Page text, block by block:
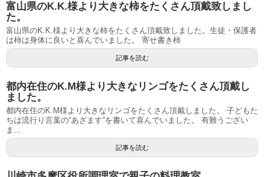
富山県のK.K.様より大きな柿をたくさん頂戴致しまし
た。
富山県のK.K.様より大きな柿をたくさん頂戴致しました。生徒・保護者
は柿は身体に良いと喜んでいました。 寄せ書き柿
記事を読む
都内在住のK.M様より大きなリンゴをたくさん頂戴し
ました。
都内在住のK.M様より大きなリンゴをたくさん頂戴しました。 子どもた
ちは流行り言葉の“あざます”を書いて喜んでいました。 有難うござい
ま...
記事を読む